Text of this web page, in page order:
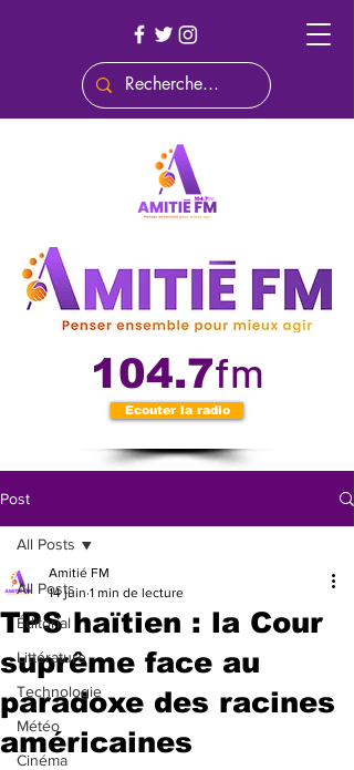
104.7fm
Ecouter la radio
Post
All Posts
Éditorial
Littérature
Technologie
Météo
Cinéma
All Posts
TPS haïtien : la Cour
suprême face au
paradoxe des racines
américaines
Amitié FM
14 juin 1 min de lecture